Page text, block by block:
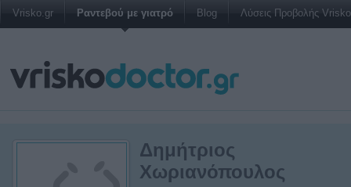
Vrisko.gr Ραντεβού με γιατρό Blog Λύσεις Προβολής
Δημήτριος
Χωριανόπουλος